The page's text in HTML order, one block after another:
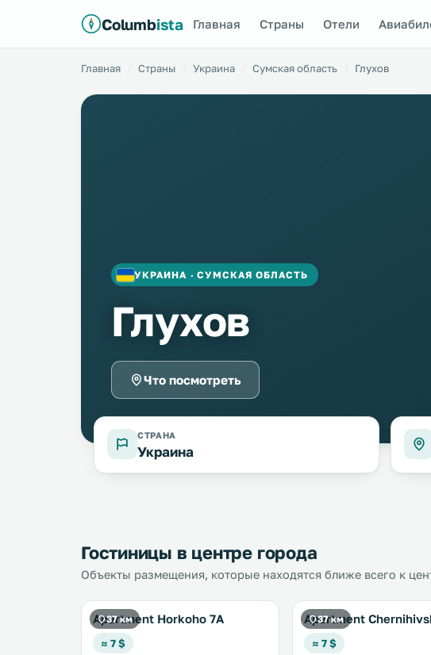
Columbista Главная Страны Отели
Главная Страны Украина Сумская область Глухов
УКРАИНА · СУМСКАЯ ОБЛАСТЬ
Глухов
Что посмотреть
СТРАНА
Украина
Гостиницы в центре города
Объекты размещения, которые находятся ближе всего к
37 км
Apartment Horkoho 7A
≈ 7 $
37 км
Apartment
≈ 7 $